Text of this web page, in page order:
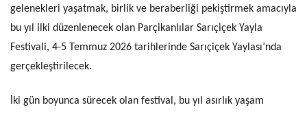
gelenekleri yaşatmak, birlik ve beraberliği pekiştirmek amacıyla
bu yıl ilki düzenlenecek olan Parçikanlılar Sarıçiçek Yayla
Festivali, 4-5 Temmuz 2026 tarihlerinde Sarıçiçek Yaylası’nda
gerçekleştirilecek.
İki gün boyunca sürecek olan festival, bu yıl asırlık yaşam